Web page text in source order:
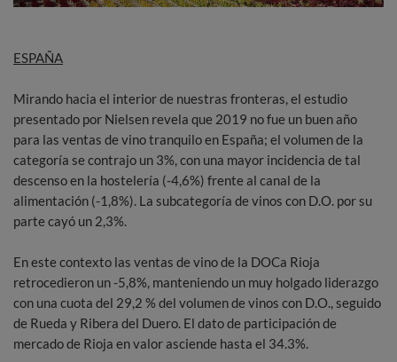
ESPAÑA
Mirando hacia el interior de nuestras fronteras, el estudio
presentado por Nielsen revela que 2019 no fue un buen año
para las ventas de vino tranquilo en España; el volumen de la
categoría se contrajo un 3%, con una mayor incidencia de tal
descenso en la hostelería (-4,6%) frente al canal de la
alimentación (-1,8%). La subcategoría de vinos con D.O. por su
parte cayó un 2,3%.
En este contexto las ventas de vino de la DOCa Rioja
retrocedieron un -5,8%, manteniendo un muy holgado liderazgo
con una cuota del 29,2 % del volumen de vinos con D.O., seguido
de Rueda y Ribera del Duero. El dato de participación de
mercado de Rioja en valor asciende hasta el 34.3%.